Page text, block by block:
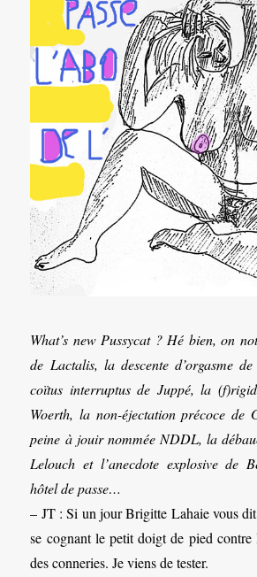
What’s new Pussycat ? Hé bien, on
de Lactalis, la descente d’orgasme
coïtus interruptus de Juppé, la
Woerth, la non-éjectation précoce de
peine à jouir nommée NDDL, la
Lelouch et l’anecdote explosive de
hôtel de passe…
– JT : Si un jour Brigitte Lahaie vous
se cognant le petit doigt de pied contre
des conneries. Je viens de tester.